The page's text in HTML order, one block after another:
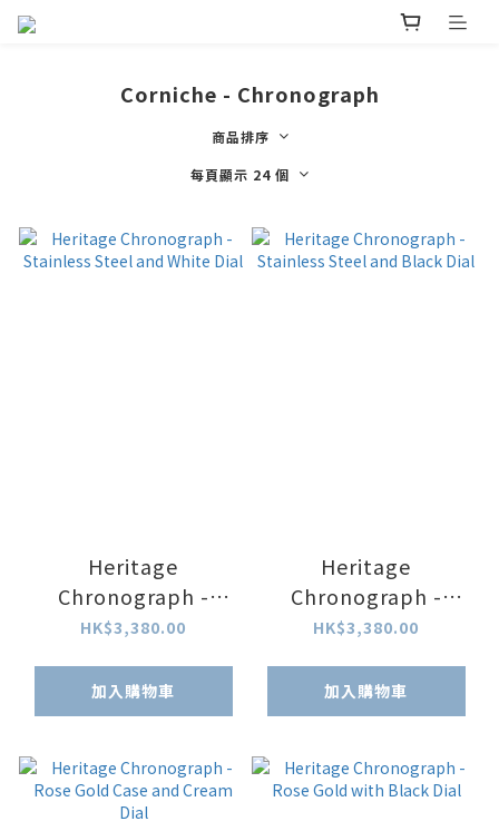
Corniche - Chronograph
商品排序
每頁顯示 24 個
Heritage
Chronograph -
Stainless Steel and
HK$3,380.00
加入購物車
Heritage
Chronograph -
Stainless Steel and
HK$3,380.00
加入購物車